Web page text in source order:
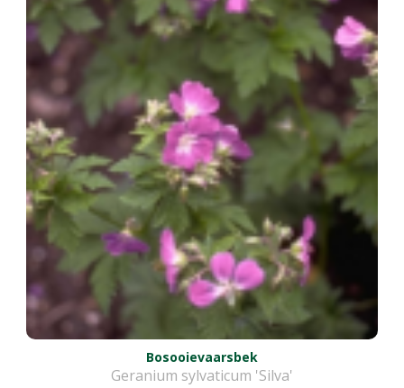
Bosooievaarsbek
Geranium sylvaticum 'Silva'